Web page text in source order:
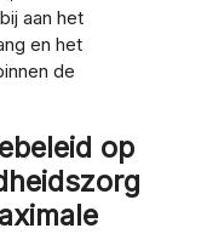
aan het
en het
de
op